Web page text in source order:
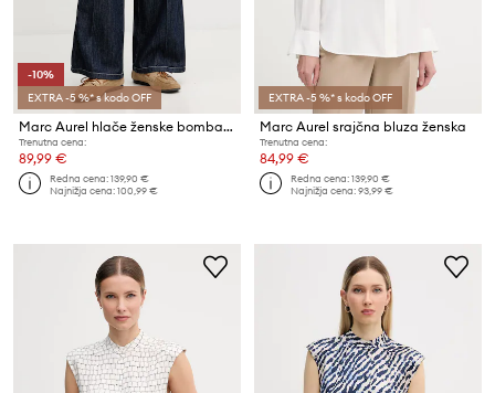
-10%
EXTRA -5 %* s kodo OFF
Marc Aurel hlače ženske bombažne
Trenutna cena:
89,99 €
Redna cena:139,90 €
Najnižja cena:100,99 €
EXTRA -5 %* s kodo OFF
Marc Aurel srajčna bluza ženska
Trenutna cena:
84,99 €
Redna cena:139,90 €
Najnižja cena:93,99 €